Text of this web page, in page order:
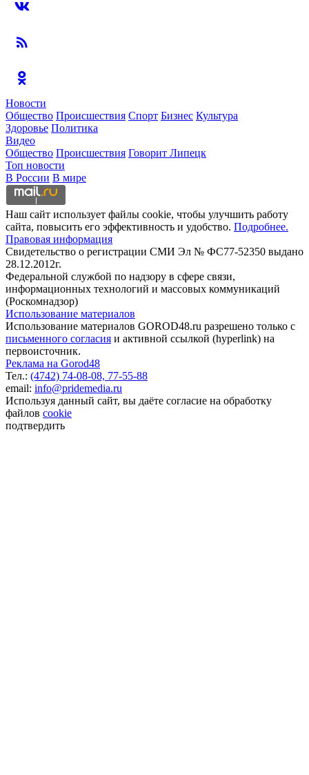
Новости
Общество Происшествия Спорт Бизнес Культура
Здоровье Политика
Видео
Общество Происшествия Говорит Липецк
Топ новости
В России В мире
Наш сайт использует файлы cookie, чтобы улучшить работу
сайта, повысить его эффективность и удобство. Подробнее.
Правовая информация
Свидетельство о регистрации СМИ Эл № ФС77-52350 выдано
28.12.2012г.
Федеральной службой по надзору в сфере связи,
информационных технологий и массовых коммуникаций
(Роскомнадзор)
Использование материалов
Использование материалов GOROD48.ru разрешено только с
письменного согласия и активной ссылкой (hyperlink) на
первоисточник.
Реклама на Gorod48
Тел.: (4742) 74-08-08, 77-55-88
email: info@pridemedia.ru
Используя данный сайт, вы даёте согласие на обработку
файлов cookie
подтвердить